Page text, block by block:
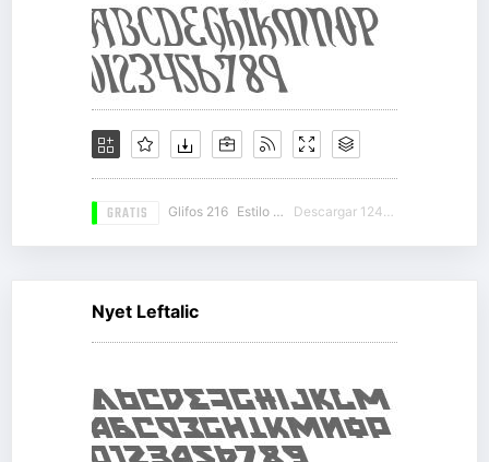
GRATIS Glifos 216 Estilo 13 Descargar 12494
Nyet Leftalic